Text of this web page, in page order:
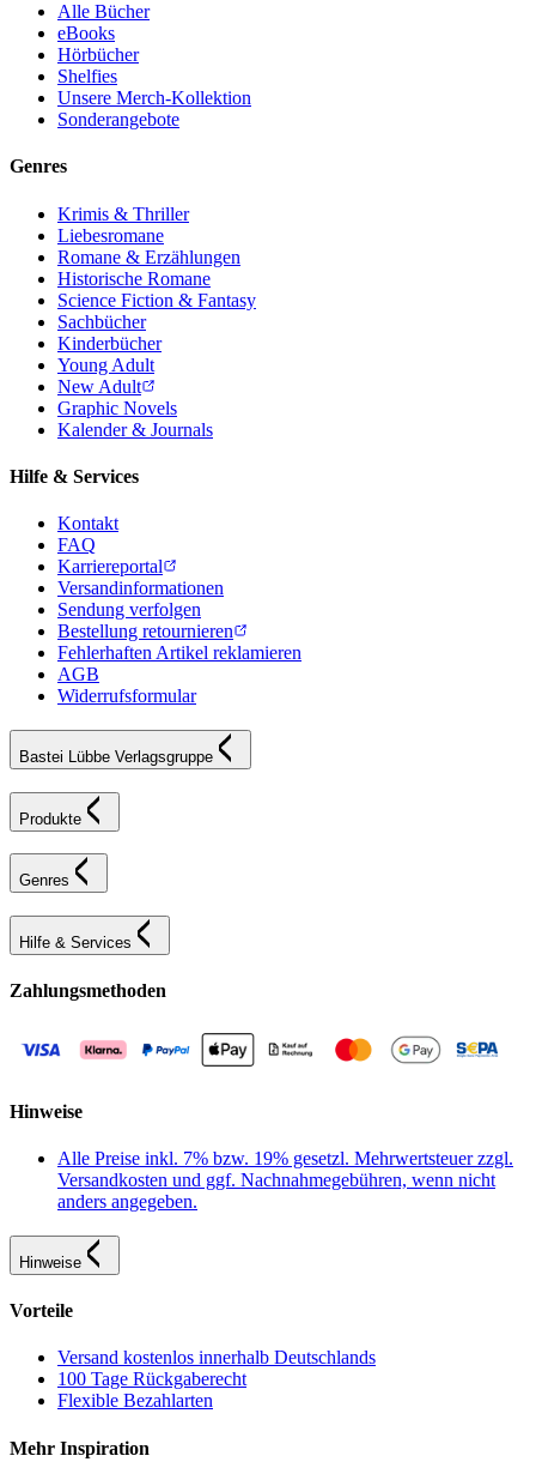
Alle Bücher
eBooks
Hörbücher
Shelfies
Unsere Merch-Kollektion
Sonderangebote
Genres
Krimis & Thriller
Liebesromane
Romane & Erzählungen
Historische Romane
Science Fiction & Fantasy
Sachbücher
Kinderbücher
Young Adult
New Adult
Graphic Novels
Kalender & Journals
Hilfe & Services
Kontakt
FAQ
Karriereportal
Versandinformationen
Sendung verfolgen
Bestellung retournieren
Fehlerhaften Artikel reklamieren
AGB
Widerrufsformular
Bastei Lübbe Verlagsgruppe
Produkte
Genres
Hilfe & Services
Zahlungsmethoden
Hinweise
Alle Preise inkl. 7% bzw. 19% gesetzl. Mehrwertsteuer zzgl.
Versandkosten und ggf. Nachnahmegebühren, wenn nicht
anders angegeben.
Hinweise
Vorteile
Versand kostenlos innerhalb Deutschlands
100 Tage Rückgaberecht
Flexible Bezahlarten
Mehr Inspiration